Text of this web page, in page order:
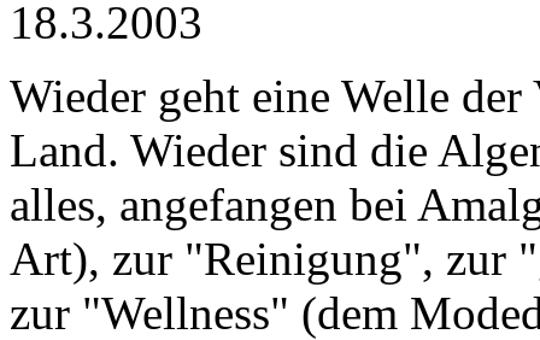
18.3.2003
Wieder geht eine Welle
Land. Wieder sind die
alles, angefangen bei
Art), zur "Reinigung", zur
zur "Wellness" (dem